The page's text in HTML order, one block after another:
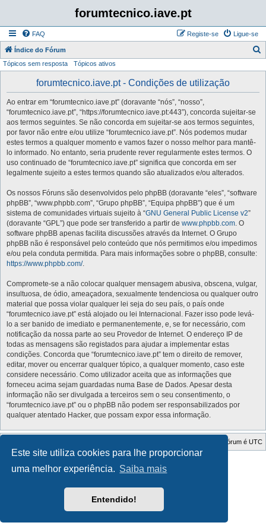
Este site utiliza cookies para lhe proporcionar
uma melhor experiência. Saiba mais
Entendido!
forumtecnico.iave.pt
FAQ Ligue-se
Registe-se
Índice do Fórum
Tópicos sem resposta Tópicos ativos
forumtecnico.iave.pt - Condições de utilização
Ao entrar em “forumtecnico.iave.pt” (doravante “nós”, “nosso”,
“forumtecnico.iave.pt”, “https://forumtecnico.iave.pt:443”), concorda sujeitar-se
aos termos seguintes. Se não concorda em sujeitar-se aos termos seguintes,
por favor não entre e/ou utilize “forumtecnico.iave.pt”. Nós podemos mudar
estes termos a qualquer momento e vamos fazer o nosso melhor para mantê-
lo informado. No entanto, seria prudente rever regularmente estes termos. O
uso continuado de “forumtecnico.iave.pt” significa que concorda em ser
legalmente sujeito a estes termos quando são atualizados e/ou alterados.
Os nossos Fóruns são desenvolvidos pelo phpBB (doravante “eles”, “software
phpBB”, “www.phpbb.com”, “Grupo phpBB”, “Equipa phpBB”) que é um
sistema de comunidades virtuais sujeito à “GNU General Public License v2”
(doravante “GPL”) que pode ser transferido a partir de www.phpbb.com. O
software phpBB apenas facilita discussões através da Internet. O Grupo
phpBB não é responsável pelo conteúdo que nós permitimos e/ou impedimos
e/ou pela conduta permitida. Para mais informações sobre o phpBB, consulte:
https://www.phpbb.com/.
Compromete-se a não colocar qualquer mensagem abusiva, obscena, vulgar,
insultuosa, de ódio, ameaçadora, sexualmente tendenciosa ou qualquer outro
material que possa violar qualquer lei seja do seu país, o país onde
“forumtecnico.iave.pt” está alojado ou lei Internacional. Fazer isso pode levá-
lo a ser banido de imediato e permanentemente, e, se for necessário, com
notificação da nossa parte ao seu Provedor de Internet. O endereço IP de
todas as mensagens são registados para ajudar a implementar estas
condições. Concorda que “forumtecnico.iave.pt” tem o direito de remover,
editar, mover ou encerrar qualquer tópico, a qualquer momento, caso este
considere necessário. Como utilizador aceita que as informações que
forneceu acima sejam guardadas numa Base de Dados. Apesar desta
informação não ser divulgada a terceiros sem o seu consentimento, o
“forumtecnico.iave.pt” ou o phpBB não podem ser responsabilizados por
qualquer atentado Hacker, que possam expor essa informação.
O Fuso Horário do Fórum é UTC
Style Developer by © GTA game
Desenvolvido porphpBB
® Forum Software © phpBB Limited
Privacidade|Termos